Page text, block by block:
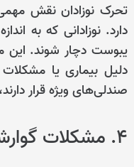
تحرک نوزادان نقش
دارد. نوزادانی که به
یبوست دچار شوند. این
دلیل بیماری یا
صندلی‌های ویژه قرار
۴. مشکلات گوارشی